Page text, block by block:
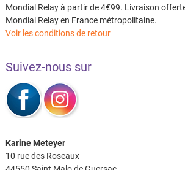
Mondial Relay à partir de 4€99. Livraison
Mondial Relay en France métropolitaine.
Voir les conditions de retour
Suivez-nous sur
Karine Meteyer
10 rue des Roseaux